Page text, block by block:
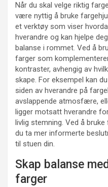
Når du skal velge riktig
være nyttig å bruke
et verktøy som viser
hverandre og kan hjelpe
balanse i rommet. Ved å
farger som
kontraster, avhengig av
skape. For eksempel kan
siden av hverandre på
avslappende atmosfære,
ligger motsatt hverandre
livlig stemning. Ved å
du ta mer informerte
til stuen din.
Skap balanse
farger